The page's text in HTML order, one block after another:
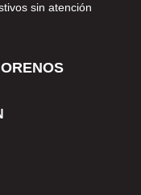
sin atención